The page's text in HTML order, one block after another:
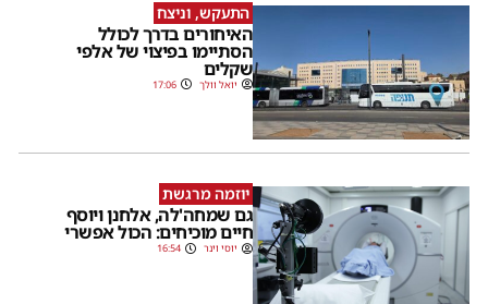
התעקש, וניצח
האיחורים בדרך לכולל
הסתיימו בפיצוי של אלפי
שקלים
יואל וולך 17:06
יוזמה מרגשת
גם שמחה'לה, אלחנן ויוסף
חיים מוכיחים: הכול אפשרי
יוסי וינר 16:54